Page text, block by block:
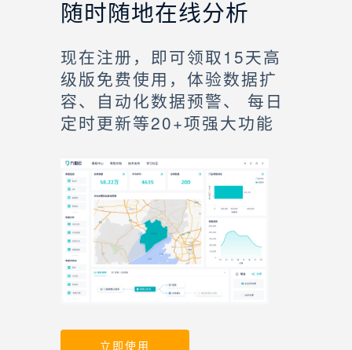
随时随地在线分析
现在注册，即可领取15天高
级版免费使用，体验数据扩
容、自动化数据预警、 每日
定时更新等20+项强大功能
立即使用